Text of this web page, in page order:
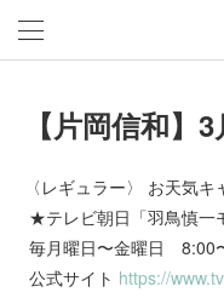
【片岡信和】
〈レギュラー〉 お天気
★テレビ朝日「羽鳥慎一
毎月曜日〜金曜日 8:00
公式サイト https://